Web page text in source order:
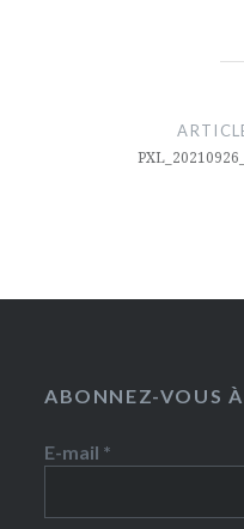
ABONNEZ-VOUS
E-mail *